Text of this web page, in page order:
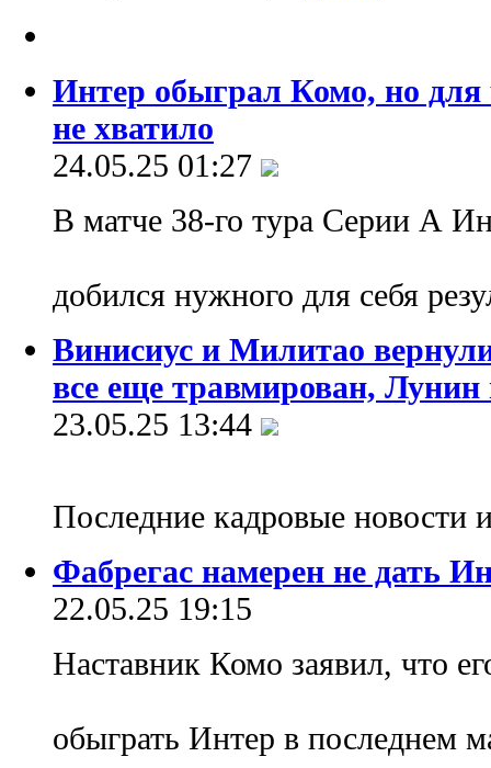
Интер обыграл Комо, но для
не хватило
24.05.25 01:27
В матче 38-го тура Серии А
добился нужного для себя
Винисиус и Милитао
все еще травмирован, Лунин
23.05.25 13:44
Последние кадровые новости
Фабрегас намерен не дать
22.05.25 19:15
Наставник Комо заявил, что
обыграть Интер в последнем